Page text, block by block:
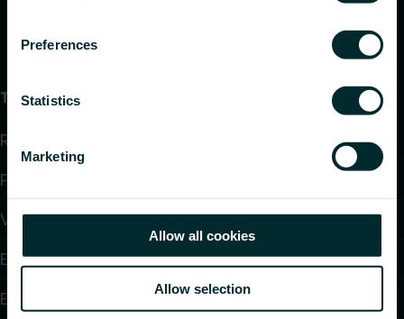
Preferences
Statistics
Marketing
Allow all cookies
Allow selection
Tooted
Radiaatorid ja vannitoaradiaatorid
Põrandaküte ja jahutus
Ventilaatoriga konvektorid
Elektriküte
Elektroonilised juhtimisseadmed